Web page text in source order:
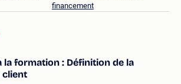
financement
formation : Définition de la
client